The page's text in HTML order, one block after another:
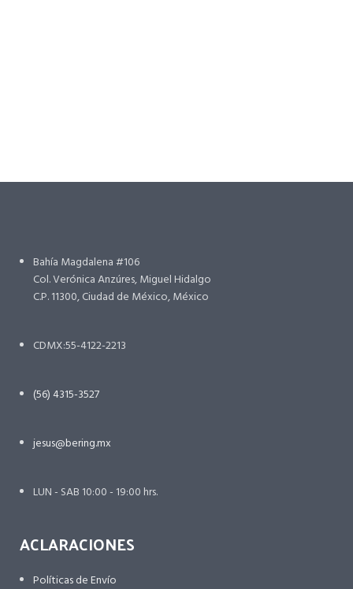
Bahía Magdalena #106
Col. Verónica Anzúres, Miguel Hidalgo
C.P. 11300, Ciudad de México, México
CDMX:55-4122-2213
(56) 4315-3527
jesus@bering.mx
LUN - SAB 10:00 - 19:00 hrs.
ACLARACIONES
Políticas de Envío